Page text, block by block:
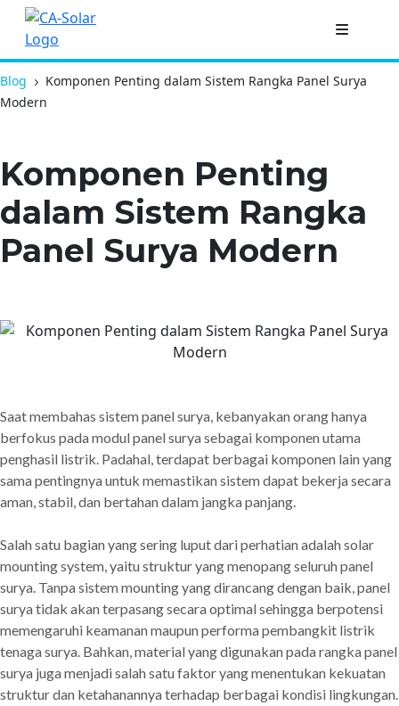
Blog
Komponen Penting dalam Sistem Rangka Panel Surya
Modern
Komponen Penting
dalam Sistem Rangka
Panel Surya Modern
Saat membahas sistem panel surya, kebanyakan orang hanya
berfokus pada modul panel surya sebagai komponen utama
penghasil listrik. Padahal, terdapat berbagai komponen lain yang
sama pentingnya untuk memastikan sistem dapat bekerja secara
aman, stabil, dan bertahan dalam jangka panjang.
Salah satu bagian yang sering luput dari perhatian adalah solar
mounting system, yaitu struktur yang menopang seluruh panel
surya. Tanpa sistem mounting yang dirancang dengan baik, panel
surya tidak akan terpasang secara optimal sehingga berpotensi
memengaruhi keamanan maupun performa pembangkit listrik
tenaga surya. Bahkan, material yang digunakan pada rangka panel
surya juga menjadi salah satu faktor yang menentukan kekuatan
struktur dan ketahanannya terhadap berbagai kondisi lingkungan.